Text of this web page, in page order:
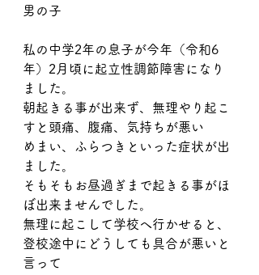
男の子
私の中学2年の息子が今年（令和6
年）2月頃に起立性調節障害になり
ました。
朝起きる事が出来ず、無理やり起こ
すと頭痛、腹痛、気持ちが悪い
めまい、ふらつきといった症状が出
ました。
そもそもお昼過ぎまで起きる事がほ
ぼ出来ませんでした。
無理に起こして学校へ行かせると、
登校途中にどうしても具合が悪いと
言って